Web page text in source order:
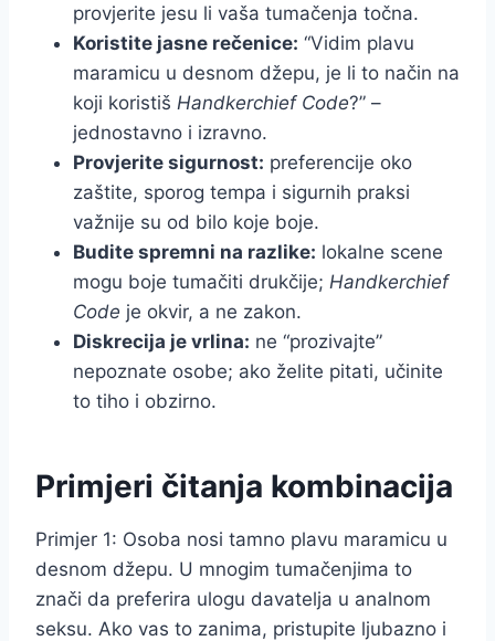
provjerite jesu li vaša tumačenja točna.
Koristite jasne rečenice: “Vidim plavu
maramicu u desnom džepu, je li to način na
koji koristiš Handkerchief Code?” –
jednostavno i izravno.
Provjerite sigurnost: preferencije oko
zaštite, sporog tempa i sigurnih praksi
važnije su od bilo koje boje.
Budite spremni na razlike: lokalne scene
mogu boje tumačiti drukčije; Handkerchief
Code je okvir, a ne zakon.
Diskrecija je vrlina: ne “prozivajte”
nepoznate osobe; ako želite pitati, učinite
to tiho i obzirno.
Primjeri čitanja kombinacija
Primjer 1: Osoba nosi tamno plavu maramicu u
desnom džepu. U mnogim tumačenjima to
znači da preferira ulogu davatelja u analnom
seksu. Ako vas to zanima, pristupite ljubazno i